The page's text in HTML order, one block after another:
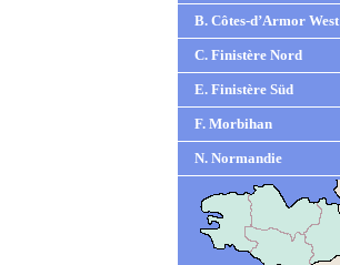
B. Côtes-d’Armor West
C. Finistère Nord
E. Finistère Süd
F. Morbihan
N. Normandie